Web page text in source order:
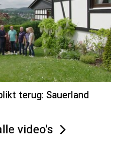
terug: Sauerland
video's